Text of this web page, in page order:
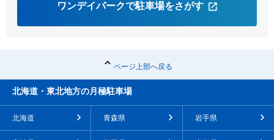
ワンデイパークで駐車場をさがす
ページ上部へ戻る
北海道・東北地方の月極駐車場
北海道 青森県 岩手県